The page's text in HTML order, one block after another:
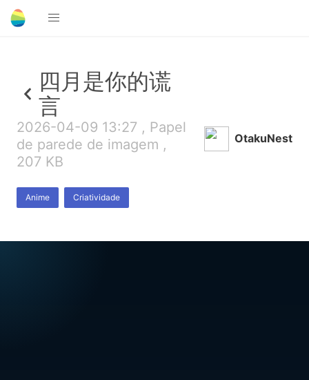
四月是你的谎
言
2026-04-09 13:27 , Papel
de parede de imagem ,
207 KB
Anime Criatividade
OtakuNest